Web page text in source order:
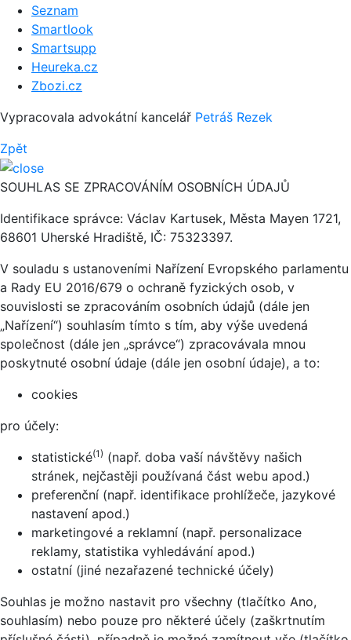
Seznam
Smartlook
Smartsupp
Heureka.cz
Zbozi.cz
Vypracovala advokátní kancelář Petráš Rezek
Zpět
SOUHLAS SE ZPRACOVÁNÍM OSOBNÍCH ÚDAJŮ
Identifikace správce: Václav Kartusek, Města Mayen 1721,
68601 Uherské Hradiště, IČ: 75323397.
V souladu s ustanoveními Nařízení Evropského parlamentu
a Rady EU 2016/679 o ochraně fyzických osob, v
souvislosti se zpracováním osobních údajů (dále jen
„Nařízení“) souhlasím tímto s tím, aby výše uvedená
společnost (dále jen „správce“) zpracovávala mnou
poskytnuté osobní údaje (dále jen osobní údaje), a to:
cookies
pro účely:
statistické(1) (např. doba vaší návštěvy našich
stránek, nejčastěji používaná část webu apod.)
preferenční (např. identifikace prohlížeče, jazykové
nastavení apod.)
marketingové a reklamní (např. personalizace
reklamy, statistika vyhledávání apod.)
ostatní (jiné nezařazené technické účely)
Souhlas je možno nastavit pro všechny (tlačítko Ano,
souhlasím) nebo pouze pro některé účely (zaškrtnutím